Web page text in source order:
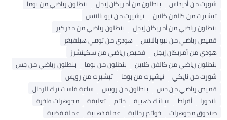
شورت من أديداس
بنطلون من أمريكان إيجل
بنطلون رياضي من بوما
تيشيرت من كالفن كلاين
تيشيرت من نيو بالانس
بنطلون رياضي من أمريكان إيجل
بنطلون رياضي من مذركير
قميص رياضي من نيو بالانس
هودي من تومي هيلفيغر
هودي من أمريكان إيجل
قميص رياضي من سكيتشرز
بنطلون رياضي من كالفن كلاين
بنطلون من بوما
بنطلون رياضي من جس
شورت من نايكي
تيشيرت من بوما
تيشيرت من رويس
قميص رياضي من جس
بنطلون من رويس
ساعة فاست ترك للرجال
باندورا
أقراط سبائك ذهبية خاتم تعليقة
مجوهرات فاخرة
صندوق مجوهرات
خواتم رجالية عملة ذهبية عملة فضية